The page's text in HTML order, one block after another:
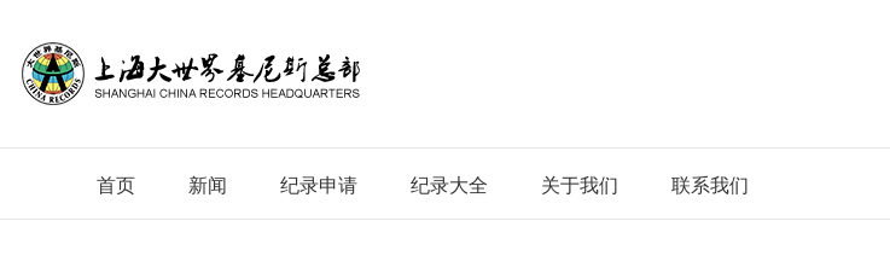
首页 新闻 纪录申请 纪录大全 关于我们 联系我们